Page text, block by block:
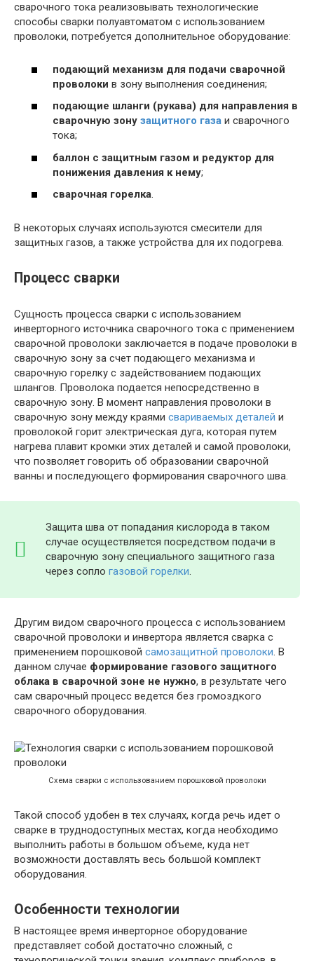
сварочного тока реализовывать технологические
способы сварки полуавтоматом с использованием
проволоки, потребуется дополнительное оборудование:
подающий механизм для подачи сварочной
проволоки в зону выполнения соединения;
подающие шланги (рукава) для направления в
сварочную зону защитного газа и сварочного
тока;
баллон с защитным газом и редуктор для
понижения давления к нему;
сварочная горелка.
В некоторых случаях используются смесители для
защитных газов, а также устройства для их подогрева.
Процесс сварки
Сущность процесса сварки с использованием
инверторного источника сварочного тока с применением
сварочной проволоки заключается в подаче проволоки в
сварочную зону за счет подающего механизма и
сварочную горелку с задействованием подающих
шлангов. Проволока подается непосредственно в
сварочную зону. В момент направления проволоки в
сварочную зону между краями свариваемых деталей и
проволокой горит электрическая дуга, которая путем
нагрева плавит кромки этих деталей и самой проволоки,
что позволяет говорить об образовании сварочной
ванны и последующего формирования сварочного шва.
Защита шва от попадания кислорода в таком
случае осуществляется посредством подачи в
сварочную зону специального защитного газа
через сопло газовой горелки.
Другим видом сварочного процесса с использованием
сварочной проволоки и инвертора является сварка с
применением порошковой самозащитной проволоки. В
данном случае формирование газового защитного
облака в сварочной зоне не нужно, в результате чего
сам сварочный процесс ведется без громоздкого
сварочного оборудования.
Схема сварки с использованием порошковой проволоки
Такой способ удобен в тех случаях, когда речь идет о
сварке в труднодоступных местах, когда необходимо
выполнить работы в большом объеме, куда нет
возможности доставлять весь большой комплект
оборудования.
Особенности технологии
В настоящее время инверторное оборудование
представляет собой достаточно сложный, с